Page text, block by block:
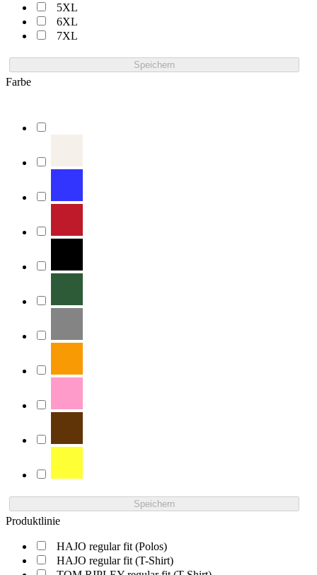
5XL
6XL
7XL
Speichern
Farbe
Speichern
Produktlinie
HAJO regular fit (Polos)
HAJO regular fit (T-Shirt)